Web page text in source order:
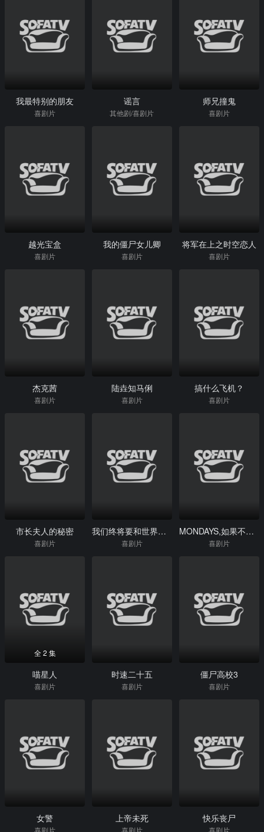
我最特别的朋友
喜剧片
谣言
其他剧/喜剧片
师兄撞鬼
喜剧片
越光宝盒
喜剧片
我的僵尸女儿卿
喜剧片
将军在上之时空恋人
喜剧片
杰克茜
喜剧片
陆垚知马俐
喜剧片
搞什么飞机？
喜剧片
市长夫人的秘密
喜剧片
我们终将要和世界握手言和
喜剧片
MONDAYS,如果不让上司注意到这个时间循环就无法结束
喜剧片
全 2 集
喵星人
喜剧片
时速二十五
喜剧片
僵尸高校3
喜剧片
女警
喜剧片
上帝未死
喜剧片
快乐丧尸
喜剧片